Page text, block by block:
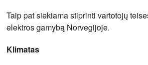
Taip pat siekiama stiprinti vartotojų
elektros gamybą Norvegijoje.
Klimatas